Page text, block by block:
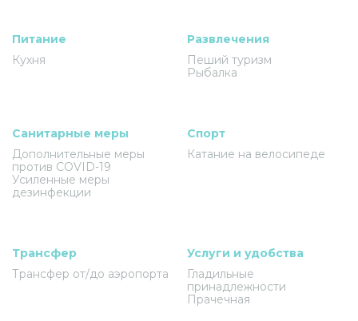
Питание
Кухня
Развлечения
Пеший туризм
Рыбалка
Санитарные меры
Дополнительные меры
против COVID-19
Усиленные меры
дезинфекции
Спорт
Катание на велосипеде
Трансфер
Трансфер от/до аэропорта
Услуги и удобства
Гладильные
принадлежности
Прачечная